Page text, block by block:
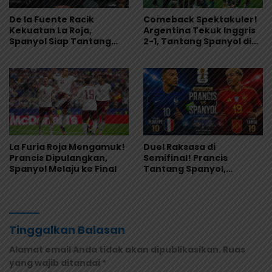
De la Fuente Racik
Kekuatan La Roja,
Spanyol Siap Tantang
Comeback Spektakuler!
Argentina Tekuk Inggris
2-1, Tantang Spanyol di
La Furia Roja Mengamuk!
Prancis Dipulangkan,
Spanyol Melaju ke Final
Duel Raksasa di
Semifinal! Prancis
Tantang Spanyol,
Tinggalkan Balasan
Alamat email Anda tidak akan dipublikasikan. Ruas
yang wajib ditandai *